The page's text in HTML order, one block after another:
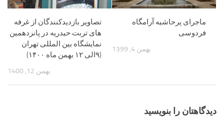
تصاویر بازدیدکنندگان از غرفه
های تربت حیدریه در پانزدهمین
نمایشگاه بین المللی تهران
(۹الی ۱۲ بهمن ماه ۱۴۰۰)
بهمن 12, 1400
ماجرای پرحاشیه آرامگاه
فردوسی
بهمن 4, 1399
دیدگاهتان را بنویسید